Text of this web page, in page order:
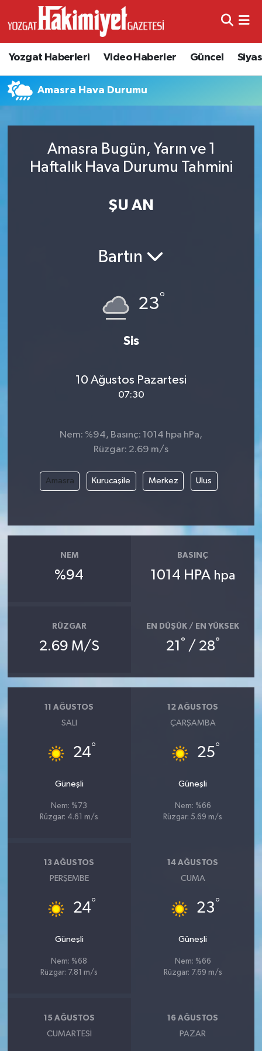
Yozgat Haberleri Video Haberler Güncel
Amasra Hava Durumu
Amasra Bugün, Yarın ve 1
Haftalık Hava Durumu Tahmini
ŞU AN
Bartın
23°
Sis
10 Ağustos Pazartesi
07:30
Nem: %94, Basınç: 1014 hpa hPa,
Rüzgar: 2.69 m/s
Amasra Kurucaşile Merkez Ulus
NEM
%94
BASINÇ
1014 HPA hpa
RÜZGAR
2.69 M/S
EN DÜŞÜK / EN YÜKSEK
21 ° / 28°
11 AĞUSTOS
SALI
24°
Güneşli
Nem: %73
Rüzgar: 4.61 m/s
12 AĞUSTOS
ÇARŞAMBA
25°
Güneşli
Nem: %66
Rüzgar: 5.69 m/s
13 AĞUSTOS
PERŞEMBE
24°
Güneşli
Nem: %68
Rüzgar: 7.81 m/s
14 AĞUSTOS
CUMA
23°
Güneşli
Nem: %66
Rüzgar: 7.69 m/s
15 AĞUSTOS
CUMARTESI
16 AĞUSTOS
PAZAR